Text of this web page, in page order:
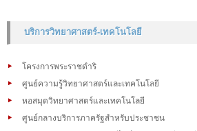
บริการวิทยาศาสตร์-เทคโนโลยี
โครงการพระราชดำริ
ศูนย์ความรู้วิทยาศาสตร์และเทคโนโลยี
หอสมุดวิทยาศาสตร์และเทคโนโลยี
ศูนย์กลางบริการภาครัฐสำหรับประชาชน